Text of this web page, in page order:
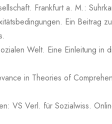
Frankfurt a. M.:
Ein Beitrag
Welt. Eine Einleitung in
in Theories of
VS Verl. für Sozialwiss.